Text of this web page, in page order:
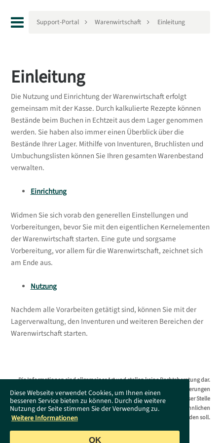
Diese Webseite verwendet Cookies, um Ihnen einen
besseren Service bieten zu können. Durch die weitere
Nutzung der Seite stimmen Sie der Verwendung zu.
Weitere Informationen
OK
Support-Portal Warenwirtschaft Einleitung
Einleitung
Die Nutzung und Einrichtung der Warenwirtschaft erfolgt
gemeinsam mit der Kasse. Durch kalkulierte Rezepte können
Bestände beim Buchen in Echtzeit aus dem Lager genommen
werden. Sie haben also immer einen Überblick über die
Bestände Ihrer Lager. Mithilfe von Inventuren, Bruchlisten und
Umbuchungslisten können Sie Ihren gesamten Warenbestand
verwalten.
Einrichtung
Widmen Sie sich vorab den generellen Einstellungen und
Vorbereitungen, bevor Sie mit den eigentlichen Kernelementen
der Warenwirtschaft starten. Eine gute und sorgsame
Vorbereitung, vor allem für die Warenwirtschaft, zeichnet sich
am Ende aus.
Nutzung
Nachdem alle Vorarbeiten getätigt sind, können Sie mit der
Lagerverwaltung, den Inventuren und weiteren Bereichen der
Warenwirtschaft starten.
Die Informationen sind allgemeiner Art und stellen keine Rechtsberatung dar.
Das Supportportal erhebt keinen Anspruch auf Vollständigkeit. Änderungen
bleiben ohne Vorankündigung jederzeit vorbehalten. Es wird an dieser Stelle
darauf hingewiesen, dass die ausschließliche Verwendung der männlichen
Form geschlechtsunabhängig verstanden werden soll.